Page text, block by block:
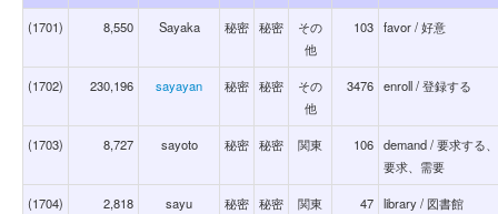
(1701) 8,550 Sayaka 秘密 秘密
その
他
103 favor / 好意
(1702) 230,196 sayayan 秘密 秘密
その
他
3476 enroll / 登録する
(1703) 8,727 sayoto 秘密 秘密 関東 106 demand / 要求する
要求、需要
(1704) 2,818 sayu 秘密 秘密 関東 47 library / 図書館